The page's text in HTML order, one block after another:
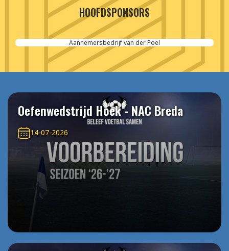
HOOFDSPONSORS
Aannemersbedrijf van der Poel
Oefenwedstrijd Hoek - NAC Breda
14-07-2026